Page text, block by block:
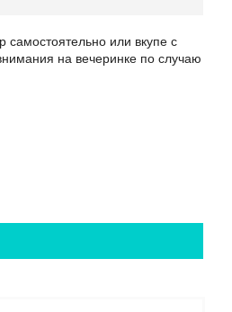
самостоятельно или вкупе с
на вечеринке по случаю